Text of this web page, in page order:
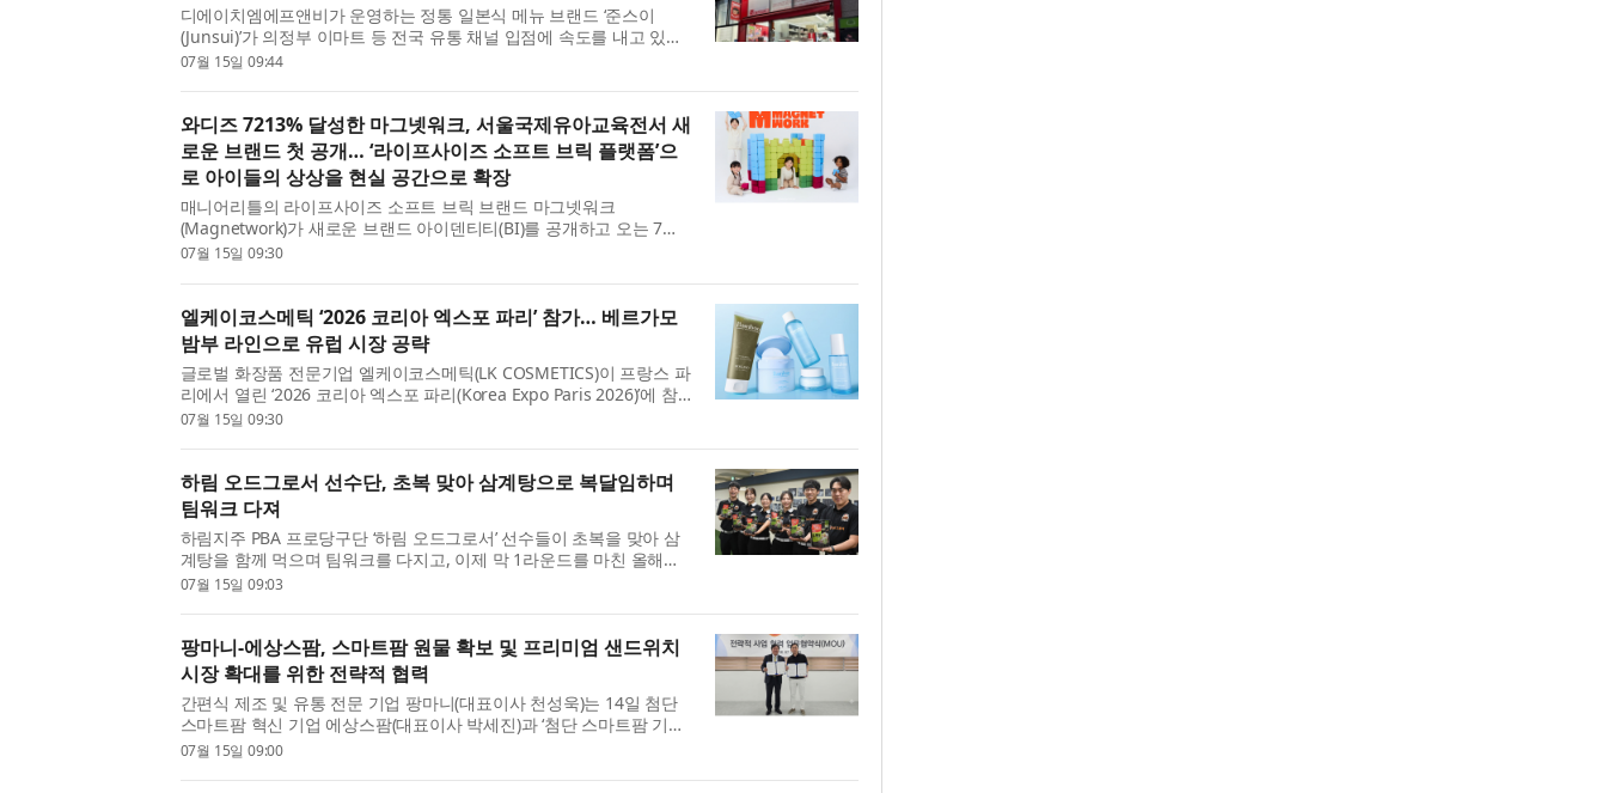
디에이치엠에프앤비가 운영하는 정통 일본식 메뉴 브랜드 ‘준스이
(Junsui)’가 의정부 이마트 등 전국 유통 채널 입점에 속도를 내고 있다.
경제 침체와 외식 물가 상승이 지속되는 가운데, 유통업계 푸드코트 및
07월 15일 09:44
와디즈 7213% 달성한 마그넷워크, 서울국제유아교육전서 새
로운 브랜드 첫 공개… ‘라이프사이즈 소프트 브릭 플랫폼’으
로 아이들의 상상을 현실 공간으로 확장
매니어리틀의 라이프사이즈 소프트 브릭 브랜드 마그넷워크
(Magnetwork)가 새로운 브랜드 아이덴티티(BI)를 공개하고 오는 7월
30일부터 개최되는 서울국제유아교육전&키즈페어를 통해 브랜드를
07월 15일 09:30
엘케이코스메틱 ‘2026 코리아 엑스포 파리’ 참가… 베르가모
밤부 라인으로 유럽 시장 공략
글로벌 화장품 전문기업 엘케이코스메틱(LK COSMETICS)이 프랑스 파
리에서 열린 ‘2026 코리아 엑스포 파리(Korea Expo Paris 2026)’에 참
가해 자사 대표 브랜드 베르가모(BERGAMO)의 밤부 라인(Bamboo
07월 15일 09:30
하림 오드그로서 선수단, 초복 맞아 삼계탕으로 복달임하며
팀워크 다져
하림지주 PBA 프로당구단 ‘하림 오드그로서’ 선수들이 초복을 맞아 삼
계탕을 함께 먹으며 팀워크를 다지고, 이제 막 1라운드를 마친 올해
‘2026-2027 PBA 팀리그’에서의 선전을 다짐했다. ‘하림 오드그로서’는
07월 15일 09:03
팡마니-에상스팜, 스마트팜 원물 확보 및 프리미엄 샌드위치
시장 확대를 위한 전략적 협력
간편식 제조 및 유통 전문 기업 팡마니(대표이사 천성욱)는 14일 첨단
스마트팜 혁신 기업 에상스팜(대표이사 박세진)과 ‘첨단 스마트팜 기반
프리미엄 샐러드·엽채류 유통 및 베이커리·샌드위치 제품 개발’을 위한
07월 15일 09:00